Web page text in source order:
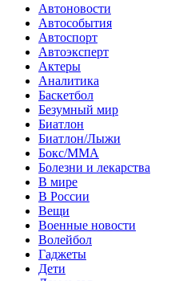
Автоновости
Автособытия
Автоспорт
Автоэксперт
Актеры
Аналитика
Баскетбол
Безумный мир
Биатлон
Биатлон/Лыжи
Бокс/MMA
Болезни и лекарства
В мире
В России
Вещи
Военные новости
Волейбол
Гаджеты
Дети